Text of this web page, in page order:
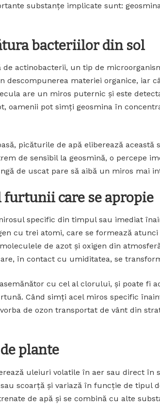
substanțe implicate sunt:
bacteriilor din sol
de actinobacterii, un tip de
descompunerea materiei organice, iar
are un miros puternic și este
oamenii pot simți geosmina în
picăturile de apă eliberează această
de sensibil la geosmină, o percepe
de uscat pare să aibă un miros mai
furtunii care se apropie
specific din timpul sau imediat
cu trei atomi, care se formează
de azot și oxigen din
în contact cu umiditatea, se
cu cel al clorului, și poate fi
Când simți acel miros specific
de ozon transportat de vânt din
plante
uleiuri volatile în aer sau direct în
scoarță și variază în funcție de tipul
de apă și se combină cu alte